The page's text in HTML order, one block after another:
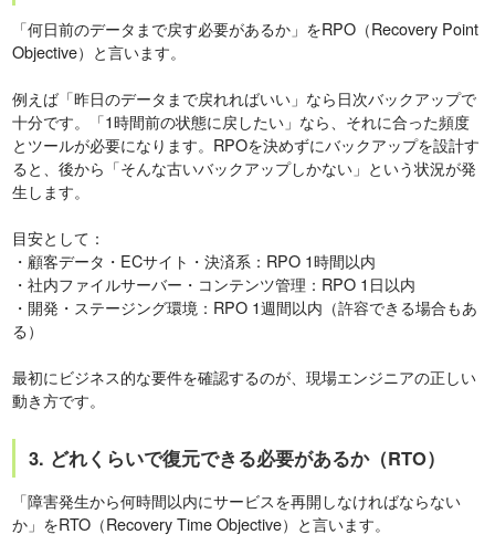
「何日前のデータまで戻す必要があるか」をRPO（Recovery Point
Objective）と言います。
例えば「昨日のデータまで戻れればいい」なら日次バックアップで
十分です。「1時間前の状態に戻したい」なら、それに合った頻度
とツールが必要になります。RPOを決めずにバックアップを設計す
ると、後から「そんな古いバックアップしかない」という状況が発
生します。
目安として：
・顧客データ・ECサイト・決済系：RPO 1時間以内
・社内ファイルサーバー・コンテンツ管理：RPO 1日以内
・開発・ステージング環境：RPO 1週間以内（許容できる場合もあ
る）
最初にビジネス的な要件を確認するのが、現場エンジニアの正しい
動き方です。
3. どれくらいで復元できる必要があるか（RTO）
「障害発生から何時間以内にサービスを再開しなければならない
か」をRTO（Recovery Time Objective）と言います。